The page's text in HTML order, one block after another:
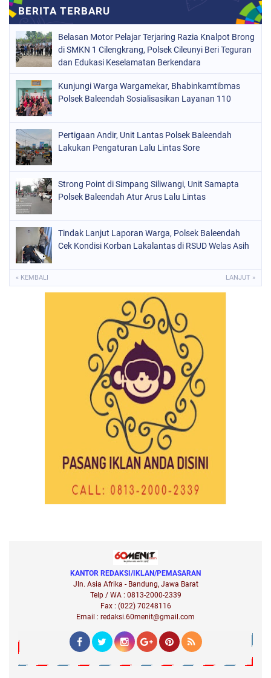
Belasan Motor Pelajar Terjaring Razia Knalpot Brong
di SMKN 1 Cilengkrang, Polsek Cileunyi Beri Teguran
dan Edukasi Keselamatan Berkendara
Kunjungi Warga Wargamekar, Bhabinkamtibmas
Polsek Baleendah Sosialisasikan Layanan 110
Pertigaan Andir, Unit Lantas Polsek Baleendah
Lakukan Pengaturan Lalu Lintas Sore
Strong Point di Simpang Siliwangi, Unit Samapta
Polsek Baleendah Atur Arus Lalu Lintas
Tindak Lanjut Laporan Warga, Polsek Baleendah
Cek Kondisi Korban Lakalantas di RSUD Welas Asih
« KEMBALI LANJUT »
KANTOR REDAKSI/IKLAN/PEMASARAN
Jln. Asia Afrika - Bandung, Jawa Barat
Telp / WA : 0813-2000-2339
Fax : (022) 70248116
Email : redaksi.60menit@gmail.com